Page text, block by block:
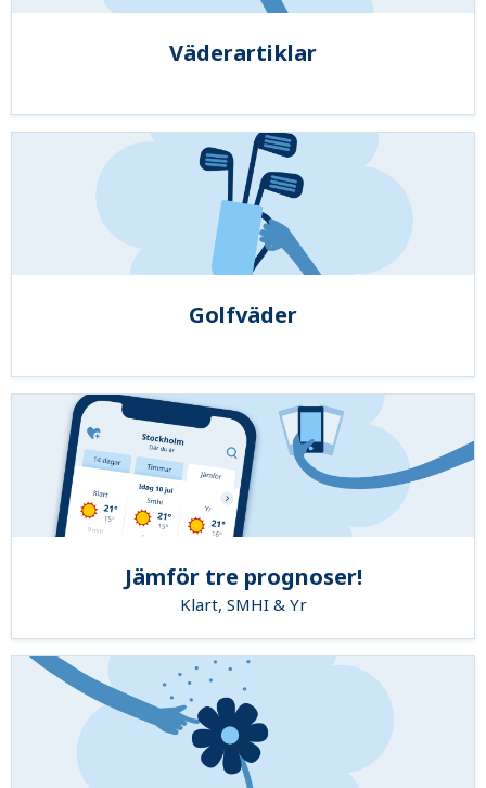
Väderartiklar
Golfväder
Jämför tre prognoser!
Klart, SMHI & Yr